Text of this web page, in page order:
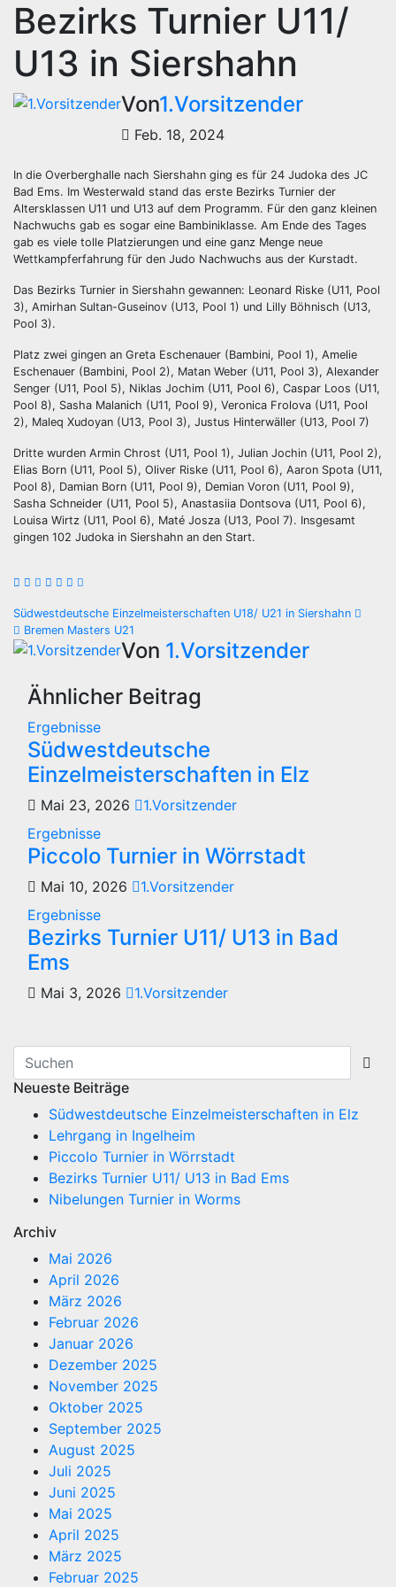
Bezirks Turnier U11/
U13 in Siershahn
Von1.Vorsitzender
Feb. 18, 2024
In die Overberghalle nach Siershahn ging es für 24 Judoka des JC
Bad Ems. Im Westerwald stand das erste Bezirks Turnier der
Altersklassen U11 und U13 auf dem Programm. Für den ganz kleinen
Nachwuchs gab es sogar eine Bambiniklasse. Am Ende des Tages
gab es viele tolle Platzierungen und eine ganz Menge neue
Wettkampferfahrung für den Judo Nachwuchs aus der Kurstadt.
Das Bezirks Turnier in Siershahn gewannen: Leonard Riske (U11, Pool
3), Amirhan Sultan-Guseinov (U13, Pool 1) und Lilly Böhnisch (U13,
Pool 3).
Platz zwei gingen an Greta Eschenauer (Bambini, Pool 1), Amelie
Eschenauer (Bambini, Pool 2), Matan Weber (U11, Pool 3), Alexander
Senger (U11, Pool 5), Niklas Jochim (U11, Pool 6), Caspar Loos (U11,
Pool 8), Sasha Malanich (U11, Pool 9), Veronica Frolova (U11, Pool
2), Maleq Xudoyan (U13, Pool 3), Justus Hinterwäller (U13, Pool 7)
Dritte wurden Armin Chrost (U11, Pool 1), Julian Jochin (U11, Pool 2),
Elias Born (U11, Pool 5), Oliver Riske (U11, Pool 6), Aaron Spota (U11,
Pool 8), Damian Born (U11, Pool 9), Demian Voron (U11, Pool 9),
Sasha Schneider (U11, Pool 5), Anastasiia Dontsova (U11, Pool 6),
Louisa Wirtz (U11, Pool 6), Maté Josza (U13, Pool 7). Insgesamt
gingen 102 Judoka in Siershahn an den Start.
Beitragsnavigation
Südwestdeutsche Einzelmeisterschaften U18/ U21 in Siershahn
Bremen Masters U21
Von 1.Vorsitzender
Ähnlicher Beitrag
Ergebnisse
Südwestdeutsche
Einzelmeisterschaften in Elz
Mai 23, 2026
1.Vorsitzender
Ergebnisse
Piccolo Turnier in Wörrstadt
Mai 10, 2026
1.Vorsitzender
Ergebnisse
Bezirks Turnier U11/ U13 in Bad
Ems
Mai 3, 2026 1.Vorsitzender
Neueste Beiträge
Südwestdeutsche Einzelmeisterschaften in Elz
Lehrgang in Ingelheim
Piccolo Turnier in Wörrstadt
Bezirks Turnier U11/ U13 in Bad Ems
Nibelungen Turnier in Worms
Archiv
Mai 2026
April 2026
März 2026
Februar 2026
Januar 2026
Dezember 2025
November 2025
Oktober 2025
September 2025
August 2025
Juli 2025
Juni 2025
Mai 2025
April 2025
März 2025
Februar 2025